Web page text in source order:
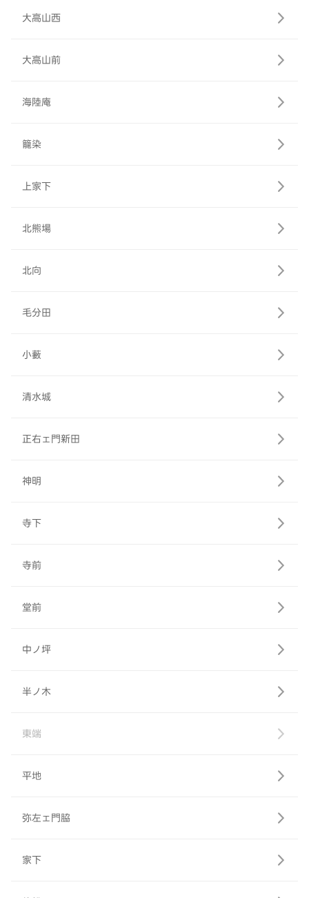
大高山西
大高山前
海陸庵
籠染
上家下
北熊場
北向
毛分田
小藪
清水城
正右ェ門新田
神明
寺下
寺前
堂前
中ノ坪
半ノ木
東端
平地
弥左ェ門脇
家下